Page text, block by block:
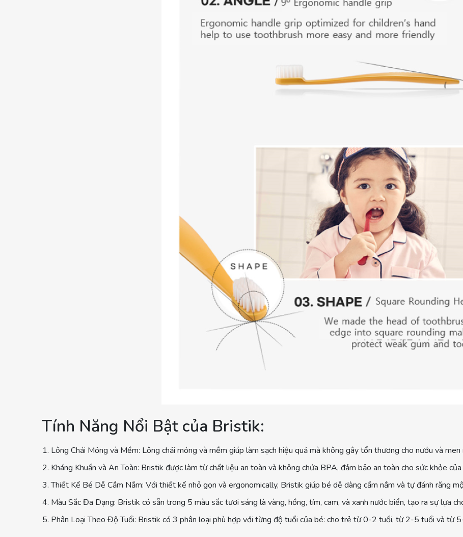
Tính Năng Nổi Bật của Bristik:
Lông Chải Mỏng và Mềm: Lông chải mỏng và mềm giúp làm sạch hiệu quả mà không gây tổn thương cho nướu và men
Kháng Khuẩn và An Toàn: Bristik được làm từ chất liệu an toàn và không chứa BPA, đảm bảo an toàn cho sức khỏe của
Thiết Kế Bé Dễ Cầm Nắm: Với thiết kế nhỏ gọn và ergonomically, Bristik giúp bé dễ dàng cầm nắm và tự đánh răng
Màu Sắc Đa Dạng: Bristik có sẵn trong 5 màu sắc tươi sáng là vàng, hồng, tím, cam, và xanh nước biển, tạo ra sự lựa
Phân Loại Theo Độ Tuổi: Bristik có 3 phân loại phù hợp với từng độ tuổi của bé: cho trẻ từ 0-2 tuổi, từ 2-5 tuổi và từ